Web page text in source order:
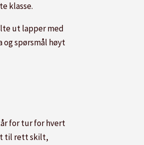
klasse.
ut lapper med
og spørsmål høyt
for tur for hvert
til rett skilt,